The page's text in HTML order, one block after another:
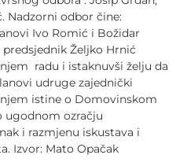
Nadzorni odbor čine:
Ivo Romić i Božidar
Željko Hrnić
radu i istaknuvši želju da
udruge zajednički
istine o Domovinskom
ugodnom ozračju
i razmjenu iskustava i
Izvor: Mato Opačak